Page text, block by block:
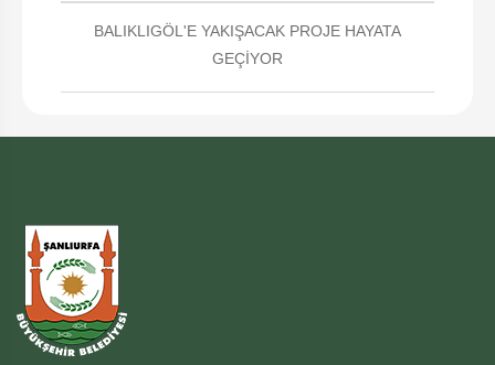
BALIKLIGÖL'E YAKIŞACAK PROJE HAYATA
GEÇİYOR